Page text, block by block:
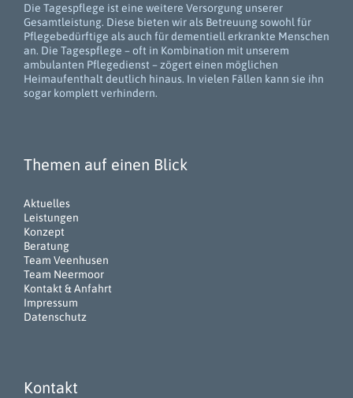
Die Tagespflege ist eine weitere Versorgung unserer
Gesamtleistung. Diese bieten wir als Betreuung sowohl für
Pflegebedürftige als auch für dementiell erkrankte Menschen
an. Die Tagespflege – oft in Kombination mit unserem
ambulanten Pflegedienst – zögert einen möglichen
Heimaufenthalt deutlich hinaus. In vielen Fällen kann sie ihn
sogar komplett verhindern.
Themen auf einen Blick
Aktuelles
Leistungen
Konzept
Beratung
Team Veenhusen
Team Neermoor
Kontakt & Anfahrt
Impressum
Datenschutz
Kontakt